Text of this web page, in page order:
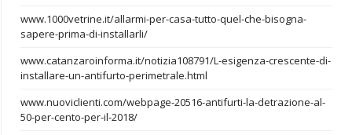
www.1000vetrine.it/allarmi-per-casa-tutto-quel-che-bisogna-
sapere-prima-di-installarli/
www.catanzaroinforma.it/notizia108791/L-esigenza-crescente-di-
installare-un-antifurto-perimetrale.html
www.nuoviclienti.com/webpage-20516-antifurti-la-detrazione-al-
50-per-cento-per-il-2018/